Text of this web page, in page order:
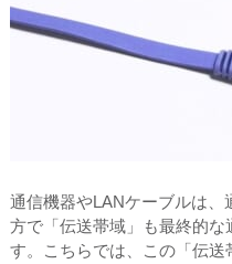
通信機器やLANケーブルは、
方で「伝送帯域」も最終的
す。こちらでは、この「伝送